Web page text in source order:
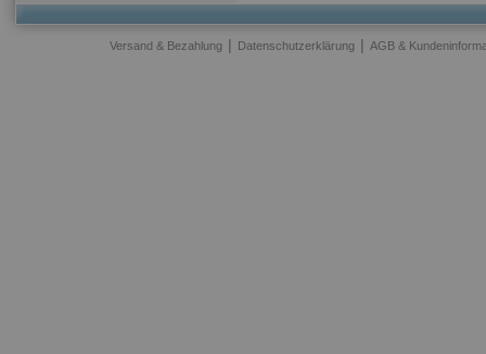
Versand & Bezahlung | Datenschutzerklärung | AGB &